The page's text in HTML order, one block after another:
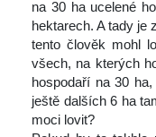
na 30 ha ucelené
hektarech. A tady je
tento člověk mohl
všech, na kterých
hospodaří na 30
ještě dalších 6 ha
moci lovit?